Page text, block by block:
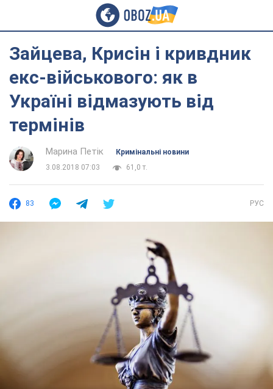
Зайцева, Крисін і кривдник
екс-військового: як в
Україні відмазують від
термінів
Марина Петік
Кримінальні новини
3.08.2018 07:03
61,0 т.
83 РУС